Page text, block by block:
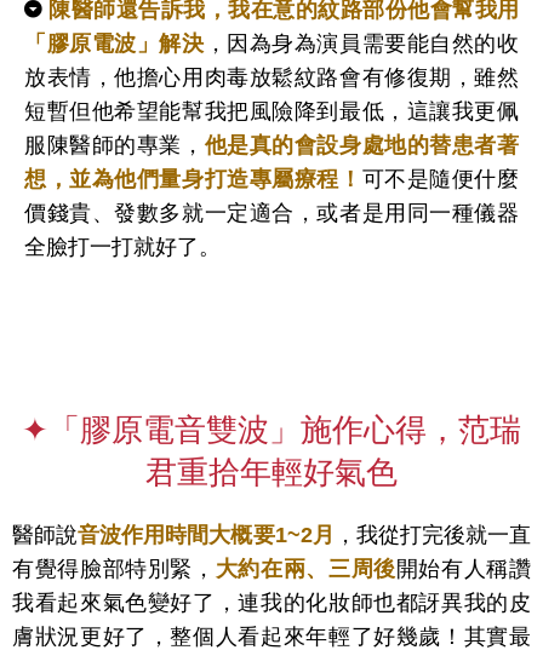
陳醫師還告訴我，我在意的紋路部份他會幫我用
「 膠原電波 」解決，因為身為演員需要能自然的收
放表情，他擔心用肉毒放鬆紋路會有修復期，雖然
短暫但他希望能幫我把風險降到最低，這讓我更佩
服陳醫師的專業， 他是真的會設身處地的替患者著
想， 並為他們量身打造專屬療程 ！ 可不是隨便什麼
價錢貴、發數多就一定適合，或者是用同一種儀器
全臉打一打就好了。
✦「膠原電音雙波」施作心得，范瑞
君重拾年輕好氣色
醫師說音波作用時間大概要1~2月
，我從打完後就一直
有覺得臉部特別緊， 大約在兩、三周後開始有人稱讚
我看起來氣色變好了，連我的化妝師也都訝異我的皮
膚狀況更好了，整個人看起來年輕了好幾歲！ 其實最